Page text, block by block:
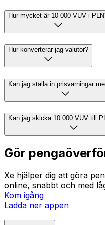
Hur mycket är 10 000 VUV i
Hur konverterar jag valutor?
Kan jag ställa in prisvarningar
Kan jag skicka 10 000 VUV till
Gör
Xe hjälper dig att göra
online, snabbt och med
Kom igång
Ladda ner appen